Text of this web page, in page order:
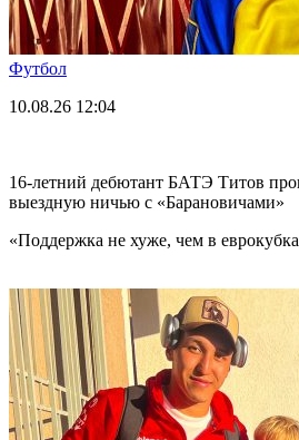
Футбол
10.08.26 12:04
16-летний дебютант БАТЭ Титов
выездную ничью с «Барановичами»
«Поддержка не хуже, чем в